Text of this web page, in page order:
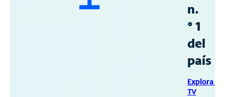
n.
° 1
del
país
Explora
TV